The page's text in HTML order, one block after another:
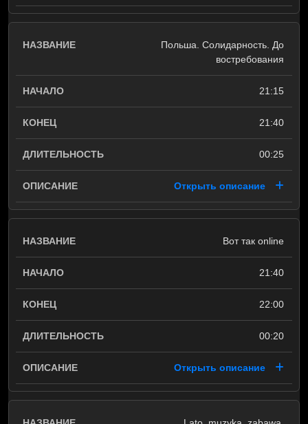
Польша. Солидарность. До
востребования
21:15
21:40
00:25
Открыть описание
Вот так online
21:40
22:00
00:20
Открыть описание